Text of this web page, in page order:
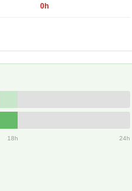
0h
18h 24h